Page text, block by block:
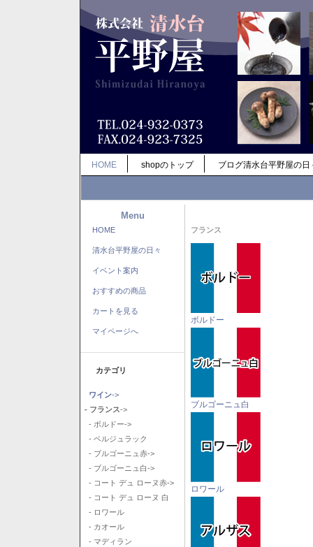
HOME shopのトップ ブログ清水台平野屋の日
Menu
HOME
清水台平野屋の日々
イベント案内
おすすめの商品
カートを見る
マイページへ
カテゴリ
ワイン->
- フランス->
- ボルドー->
- ベルジュラック
- ブルゴーニュ赤->
- ブルゴーニュ白->
- コート デュ ローヌ赤->
- コート デュ ローヌ 白
- ロワール
- カオール
- マディラン
フランス
ボルドー
ブルゴーニュ白
ロワール